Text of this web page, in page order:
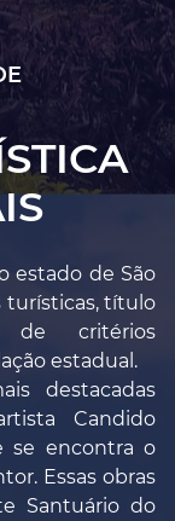
estado de São
turísticas, título
de critérios
estadual.
destacadas
Candido
se encontra o
Essas obras
Santuário do